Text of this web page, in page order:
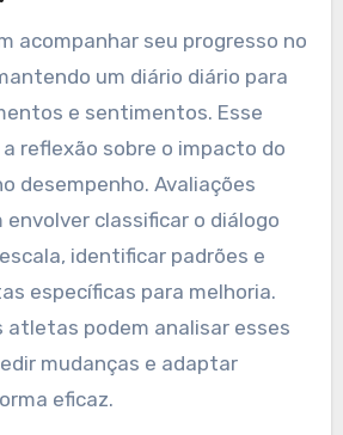
podem
seu progresso
interno ao longo
acompanhar seu progresso no
um diário diário para
e sentimentos. Esse
reflexão sobre o impacto do
desempenho. Avaliações